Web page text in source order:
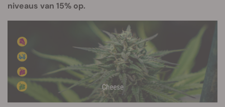
niveaus van 15% op.